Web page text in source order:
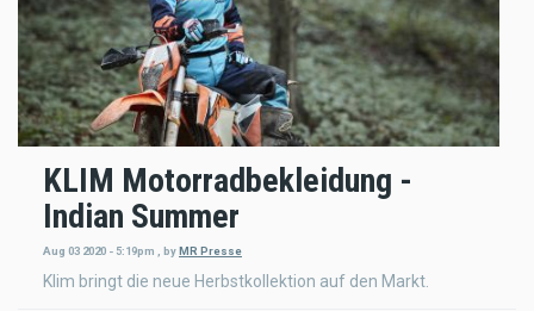
KLIM Motorradbekleidung -
Indian Summer
Aug 03 2020 - 5:19pm , byMR Presse
Klim bringt die neue Herbstkollektion auf den Markt.